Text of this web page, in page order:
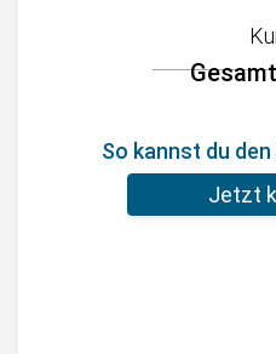
So kannst du
Jetzt